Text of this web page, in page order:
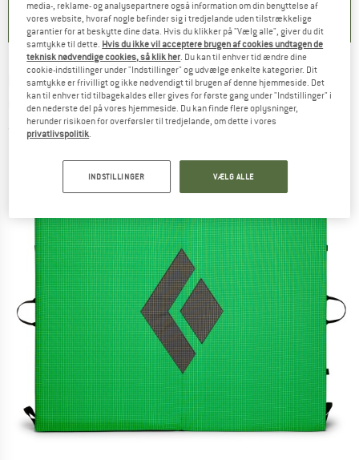
BLACK DIAMOND -Erratic Crash Pad -
Crashpad
(0)
media-, reklame- og analysepartnere også information om din benyttelse af
vores website, hvoraf nogle befinder sig i tredjelande uden tilstrækkelige
garantier for at beskytte dine data. Hvis du klikker på "Vælg alle", giver du dit
samtykke til dette. Hvis du ikke vil acceptere brugen af cookies undtagen de
teknisk nødvendige cookies, så klik her . Du kan til enhver tid ændre dine
cookie-indstillinger under "Indstillinger" og udvælge enkelte kategorier. Dit
samtykke er frivilligt og ikke nødvendigt til brugen af denne hjemmeside. Det
kan til enhver tid tilbagekaldes eller gives for første gang under "Indstillinger" i
den nederste del på vores hjemmeside. Du kan finde flere oplysninger,
herunder risikoen for overførsler til tredjelande, om dette i vores
privatlivspolitik
INDSTILLINGER VÆLG ALLE